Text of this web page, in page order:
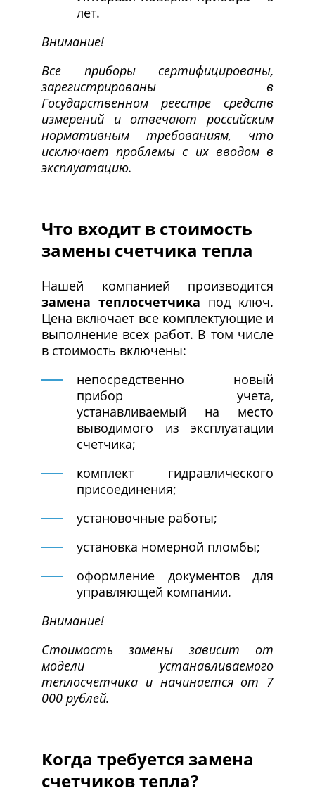
лет.
Внимание!
Все приборы сертифицированы,
зарегистрированы в
Государственном реестре средств
измерений и отвечают российским
нормативным требованиям, что
исключает проблемы с их вводом в
эксплуатацию.
Что входит в стоимость
замены счетчика тепла
Нашей компанией производится
замена теплосчетчика под ключ.
Цена включает все комплектующие и
выполнение всех работ. В том числе
в стоимость включены:
непосредственно новый
прибор учета,
устанавливаемый на место
выводимого из эксплуатации
счетчика;
комплект гидравлического
присоединения;
установочные работы;
установка номерной пломбы;
оформление документов для
управляющей компании.
Внимание!
Стоимость замены зависит от
модели устанавливаемого
теплосчетчика и начинается от 7
000 рублей.
Когда требуется замена
счетчиков тепла?